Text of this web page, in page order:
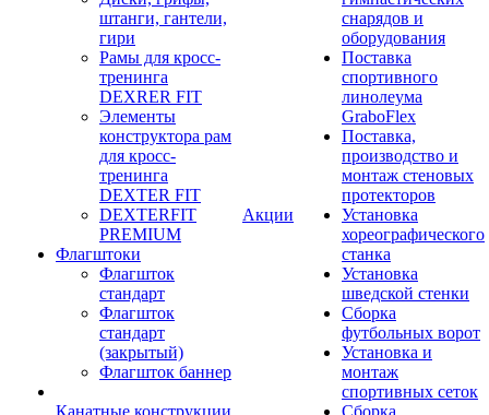
штанги, гантели,
гири
Рамы для кросс-
тренинга
DEXRER FIT
Элементы
конструктора рам
для кросс-
тренинга
DEXTER FIT
DEXTERFIT
PREMIUM
Флагштоки
Флагшток
стандарт
Флагшток
стандарт
(закрытый)
Флагшток баннер
Канатные конструкции
Акции
снарядов и
оборудования
Поставка
спортивного
линолеума
GraboFlex
Поставка,
производство и
монтаж стеновых
протекторов
Установка
хореографического
станка
Установка
шведской стенки
Сборка
футбольных ворот
Установка и
монтаж
спортивных сеток
Сборка